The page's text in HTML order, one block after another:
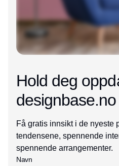
Hold deg
designbase.no
Få gratis innsikt i de nyeste
tendensene, spennende
spennende arrangementer.
Navn